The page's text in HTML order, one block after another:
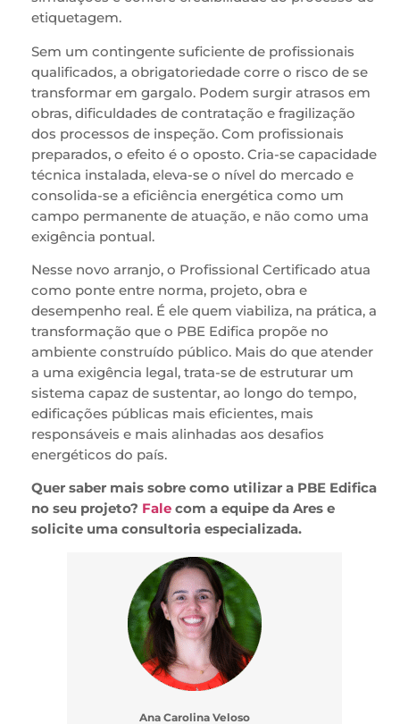
etiquetagem.
Sem um contingente suficiente de profissionais
qualificados, a obrigatoriedade corre o risco de se
transformar em gargalo. Podem surgir atrasos em
obras, dificuldades de contratação e fragilização
dos processos de inspeção. Com profissionais
preparados, o efeito é o oposto. Cria-se capacidade
técnica instalada, eleva-se o nível do mercado e
consolida-se a eficiência energética como um
campo permanente de atuação, e não como uma
exigência pontual.
Nesse novo arranjo, o Profissional Certificado atua
como ponte entre norma, projeto, obra e
desempenho real. É ele quem viabiliza, na prática, a
transformação que o PBE Edifica propõe no
ambiente construído público. Mais do que atender
a uma exigência legal, trata-se de estruturar um
sistema capaz de sustentar, ao longo do tempo,
edificações públicas mais eficientes, mais
responsáveis e mais alinhadas aos desafios
energéticos do país.
Quer saber mais sobre como utilizar a PBE Edifica
no seu projeto? Fale com a equipe da Ares e
solicite uma consultoria especializada.
Ana Carolina Veloso